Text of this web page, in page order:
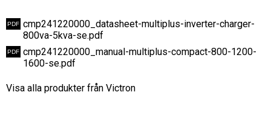
cmp241220000_datasheet-multiplus-inverter-charger-
800va-5kva-se.pdf
cmp241220000_manual-multiplus-compact-800-1200-
1600-se.pdf
Visa alla produkter från Victron